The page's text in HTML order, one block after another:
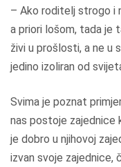
– Ako roditelj strogo i
a priori lošom, tada je
živi u prošlosti, a ne u
jedino izoliran od
Svima je poznat
nas postoje zajednice
je dobro u njihovoj
izvan svoje zajednice,